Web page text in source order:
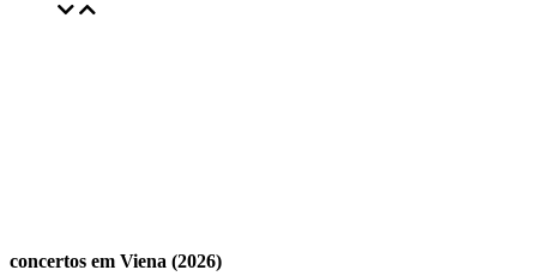
concertos em Viena (2026)